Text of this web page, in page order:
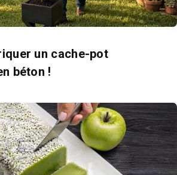
un cache-pot
béton !